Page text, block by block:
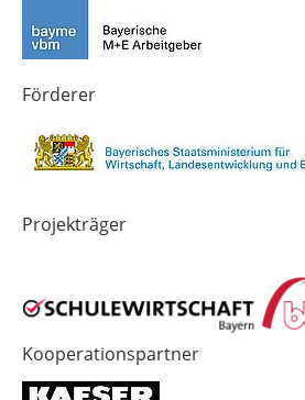
in
Bayern
4.0
Förderer
Projekträger
Kooperationspartner